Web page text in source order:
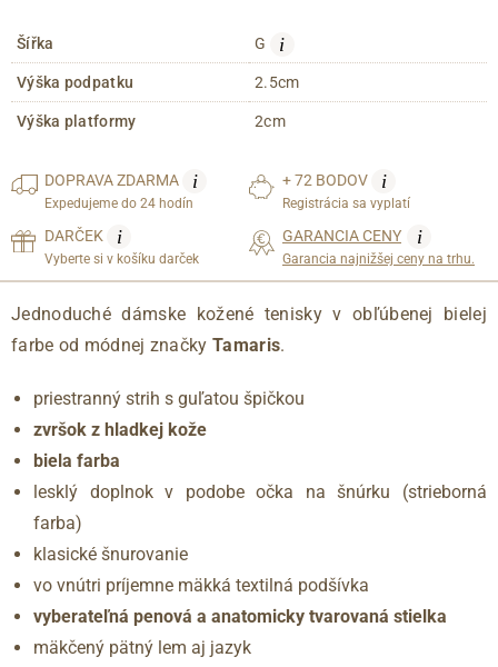
Šířka G i
Výška podpatku 2.5cm
Výška platformy 2cm
DOPRAVAZDARMA i
Expedujeme do 24 hodín
+ 72 BODOV i
Registrácia sa vyplatí
DARČEK i
Vyberte si v košíku darček
GARANCIA CENY i
Garancia najnižšej ceny na trhu.
Jednoduché dámske kožené tenisky v obľúbenej bielej
farbe od módnej značky Tamaris.
priestranný strih s guľatou špičkou
zvršok z hladkej kože
biela farba
lesklý doplnok v podobe očka na šnúrku (strieborná
farba)
klasické šnurovanie
vo vnútri príjemne mäkká textilná podšívka
vyberateľná penová a anatomicky tvarovaná stielka
mäkčený pätný lem aj jazyk